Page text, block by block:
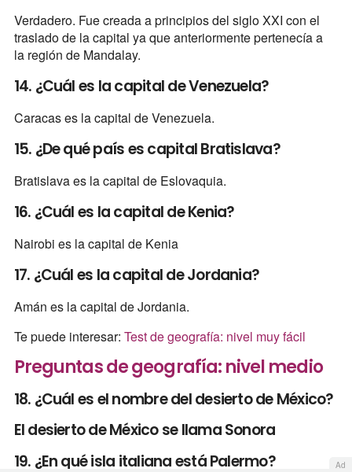
Verdadero. Fue creada a principios del siglo XXI con el
traslado de la capital ya que anteriormente pertenecía a
la región de Mandalay.
14. ¿Cuál es la capital de Venezuela?
Caracas es la capital de Venezuela.
15. ¿De qué país es capital Bratislava?
Bratislava es la capital de Eslovaquia.
16. ¿Cuál es la capital de Kenia?
Nairobi es la capital de Kenia
17. ¿Cuál es la capital de Jordania?
Amán es la capital de Jordania.
Te puede interesar: Test de geografía: nivel muy fácil
Preguntas de geografía: nivel medio
18. ¿Cuál es el nombre del desierto de México?
El desierto de México se llama Sonora
19. ¿En qué isla italiana está Palermo?
Ad